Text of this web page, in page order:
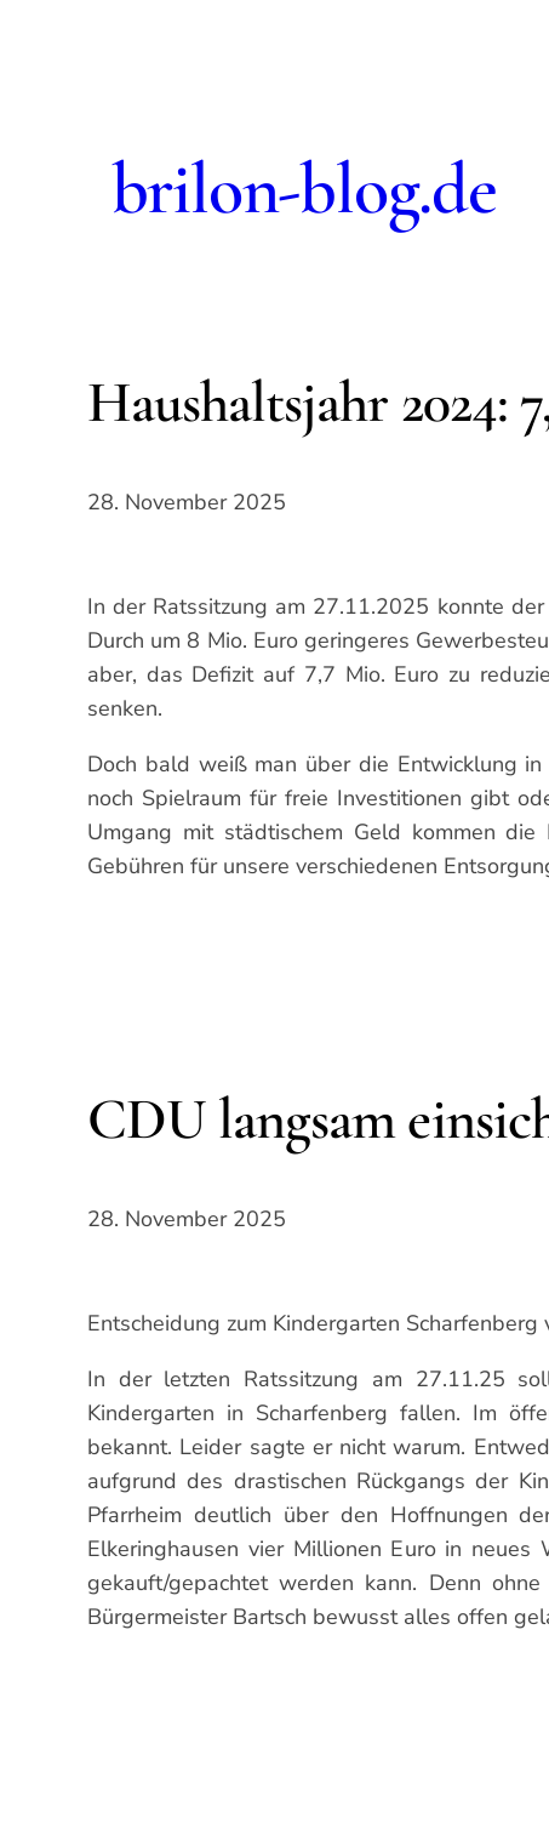
brilon-blog.de
Haushaltsjahr 2024:
28. November 2025
In der Ratssitzung am 27.11.2025 konnte
Durch um 8 Mio. Euro geringeres
aber, das Defizit auf 7,7 Mio. Euro zu
senken.
Doch bald weiß man über die Entwicklung
noch Spielraum für freie Investitionen gibt
Umgang mit städtischem Geld kommen
Gebühren für unsere verschiedenen
CDU langsam
28. November 2025
Entscheidung zum Kindergarten Scharfenberg
In der letzten Ratssitzung am 27.11.25
Kindergarten in Scharfenberg fallen. Im
bekannt. Leider sagte er nicht warum.
aufgrund des drastischen Rückgangs der
Pfarrheim deutlich über den Hoffnungen
Elkeringhausen vier Millionen Euro in
gekauft/gepachtet werden kann. Denn
Bürgermeister Bartsch bewusst alles offen